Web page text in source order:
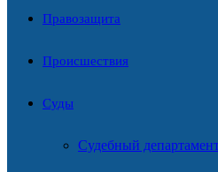
Правозащита
Происшествия
Суды
Судебный